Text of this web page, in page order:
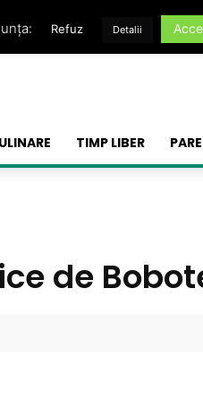
TIMP LIBER
de
Refuz Detalii